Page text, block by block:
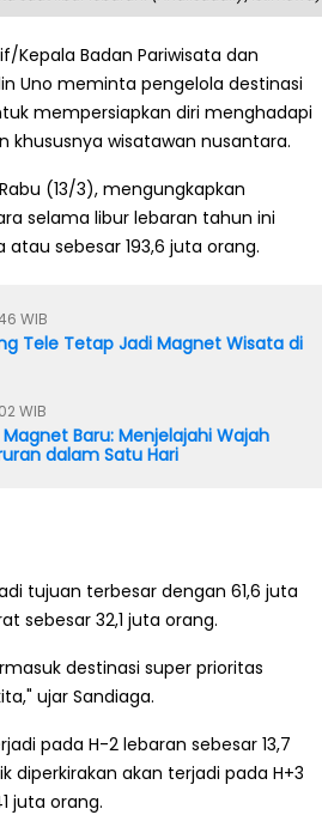
Kepala Badan Pariwisata dan
Uno meminta pengelola destinasi
mempersiapkan diri menghadapi
khususnya wisatawan nusantara.
(13/3), mengungkapkan
selama libur lebaran tahun ini
sebesar 193,6 juta orang.
WIB
Tele Tetap Jadi Magnet Wisata di
WIB
Baru: Menjelajahi Wajah
dalam Satu Hari
tujuan terbesar dengan 61,6 juta
sebesar 32,1 juta orang.
destinasi super prioritas
ujar Sandiaga.
pada H-2 lebaran sebesar 13,7
diperkirakan akan terjadi pada H+3
juta orang.